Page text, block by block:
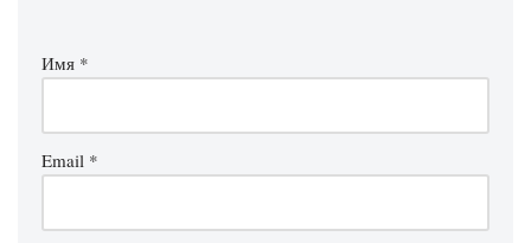
Имя *
Email *